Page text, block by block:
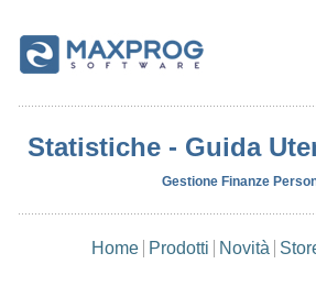
Statistiche - Guida
Gestione Finanze
Home Prodotti Novità